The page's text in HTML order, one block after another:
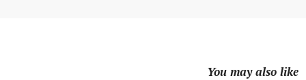
You may also like